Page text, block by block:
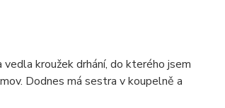
kroužek drhání, do kterého jsem
Dodnes má sestra v koupelně a